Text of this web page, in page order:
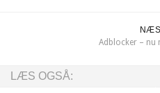
Adblocker – nu
LÆS OGSÅ: